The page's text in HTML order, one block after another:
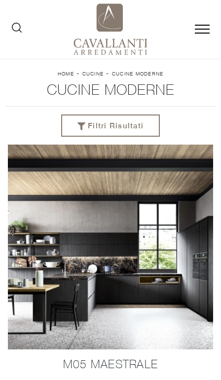
HOME - CUCINE - CUCINE MODERNE
CUCINE MODERNE
Filtri Risultati
M05 MAESTRALE